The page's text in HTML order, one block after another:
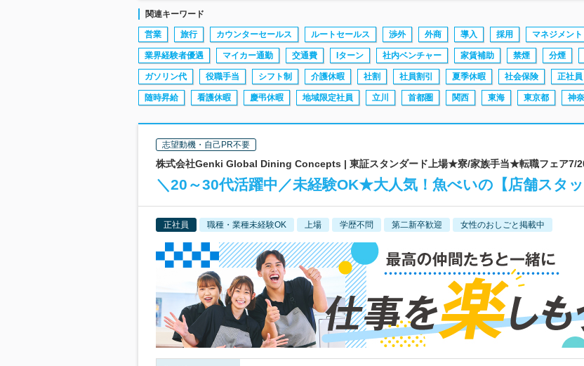
関連キーワード
営業 旅行 カウンターセールス ルートセールス 渉外 外商 導入 採用 マネジメント
業界経験者優遇 マイカー通勤 交通費 Iターン 社内ベンチャー 家賃補助 禁煙 分煙
ガソリン代 役職手当 シフト制 介護休暇 社割 社員割引 夏季休暇 社会保険 正社員
随時昇給 看護休暇 慶弔休暇 地域限定社員 立川 首都圏 関西 東海 東京都 神
志望動機・自己PR不要
株式会社Genki Global Dining Concepts | 東証スタンダード上場★寮/家族手当★転職フェア7/
＼20～30代活躍中／未経験OK★大人気！魚べいの【店舗スタッ
正社員 職種・業種未経験OK 上場 学歴不問 第二新卒歓迎 女性のおしごと掲載中